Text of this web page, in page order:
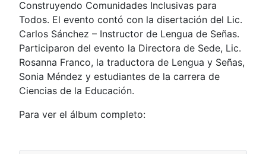
Construyendo Comunidades Inclusivas para
Todos. El evento contó con la disertación del Lic.
Carlos Sánchez – Instructor de Lengua de Señas.
Participaron del evento la Directora de Sede, Lic.
Rosanna Franco, la traductora de Lengua y Señas,
Sonia Méndez y estudiantes de la carrera de
Ciencias de la Educación.
Para ver el álbum completo: